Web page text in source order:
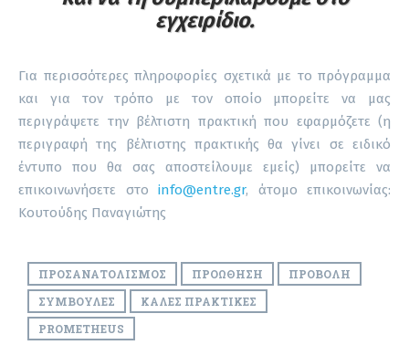
εγχειρίδιο.
Για περισσότερες πληροφορίες σχετικά με το πρόγραμμα
και για τον τρόπο με τον οποίο μπορείτε να μας
περιγράψετε την βέλτιστη πρακτική που εφαρμόζετε (η
περιγραφή της βέλτιστης πρακτικής θα γίνει σε ειδικό
έντυπο που θα σας αποστείλουμε εμείς) μπορείτε να
επικοινωνήσετε στο info@entre.gr, άτομο επικοινωνίας:
Κουτούδης Παναγιώτης
ΠΡΟΣΑΝΑΤΟΛΙΣΜΌΣ ΠΡΟΏΘΗΣΗ
ΠΡΟΒΟΛΉ
ΣΥΜΒΟΥΛΈΣ
ΚΑΛΈΣ ΠΡΑΚΤΙΚΈΣ
PROMETHEUS